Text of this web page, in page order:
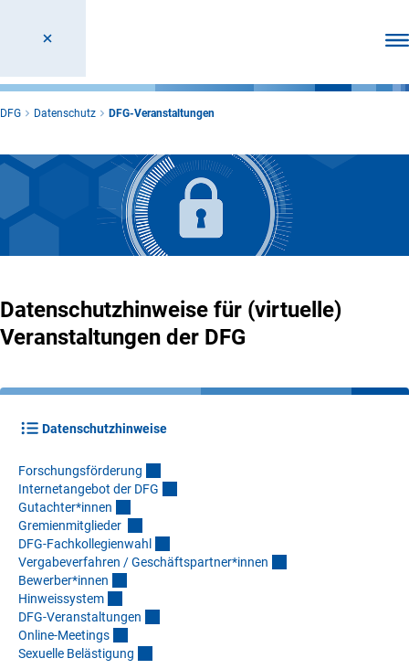
DFG Datenschutz DFG-Veranstaltungen
Datenschutzhinweise für (virtuelle)
Veranstaltungen der DFG
Datenschutzhinweise
Forschungsförderung
Internetangebot der DFG
Gutachter*innen
Gremienmitglieder
DFG-Fachkollegienwah
Vergabeverfahren / Geschäftspartner*innen
Bewerber*innen
Hinweissystem
DFG-Veranstaltungen
Online-Meetings
Sexuelle Belästigung